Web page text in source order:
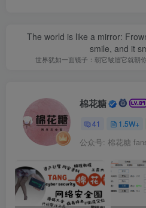
The world is like a mirror:
smile, and it
世界犹如一面镜子：朝它皱眉它就朝
棉花糖
41 1.5W+
公众号: 棉花糖